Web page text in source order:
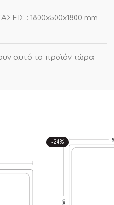
: 1800x500x1800 mm
αυτό το προϊόν τώρα!
-24%